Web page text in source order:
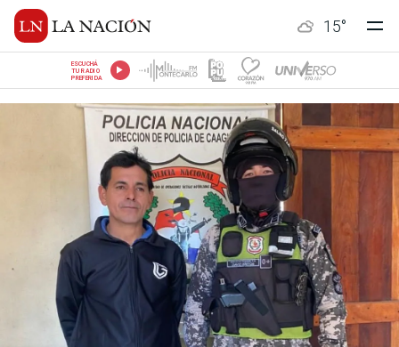
15°
ESCUCHÁ
TU RADIO
PREFERIDA